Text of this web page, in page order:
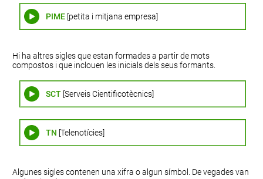
PIME[petita i mitjana empresa]
Hi ha altres sigles que estan formades a partir de mots
compostos i que inclouen les inicials dels seus formants.
SCT[Serveis Cientificotècnics]
TN [Telenotícies]
Algunes sigles contenen una xifra o algun símbol. De vegades van